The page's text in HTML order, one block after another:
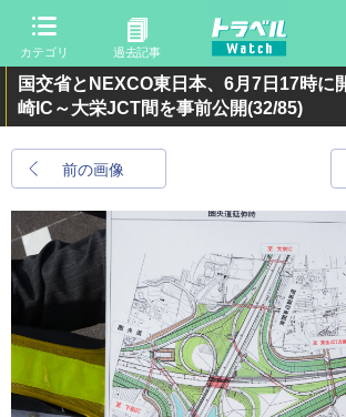
カテゴリ 過去記事
国交省とNEXCO東日本、6月7日17時に
崎IC～大栄JCT間を事前公開(32/85)
前の画像